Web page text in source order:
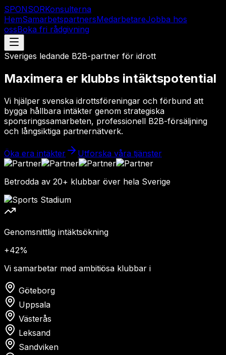
SPONSORKonsulterna
HemSamarbetspartnersMedarbetareJobba hos
ossBoka fri rådgivning
Sveriges ledande B2B-partner för idrott
Maximera er klubbs intäktspotential
Vi hjälper svenska idrottsföreningar och förbund att
bygga hållbara intäkter genom strategiska
sponsringssamarbeten, professionell B2B-försäljning
och långsiktiga partnernätverk.
Öka era intäkter Utforska våra tjänster
Betrodda av 20+ klubbar över hela Sverige
Genomsnittlig intäktsökning
+42%
Vi samarbetar med ambitiösa klubbar i
Göteborg
Uppsala
Västerås
Leksand
Sandviken